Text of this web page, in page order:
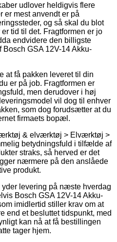
udlover heldigvis flere
er mest anvendt er på
og så skal du blot
tid til det. Fragtformen er jo
endvidere den billigste
GSA 12V-14 Akku-
at få pakken leveret til din
er på job. Fragtformen er
men derudover i høj
vil dog til enhver
som dog forudsætter at du
firmaets bopæl.
& elværktøj > Elværktøj >
betydningsfuld i tilfælde af
straks, så herved er det
nærmere på den anslåede
produkt.
levering på næste hverdag
Bosch GSA 12V-14 Akku-
imidlertid stiller krav om at
end et besluttet tidspunkt, med
kan nå at få bestillingen
tager hjem.